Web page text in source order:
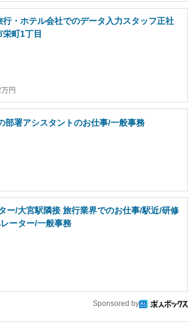
行・ホテル会社でのデータ入力スタッフ正社
町1丁目
円
部署アシスタントのお仕事/一般事務
ー/大宮駅隣接 旅行業界でのお仕事/駅近/研修
ーター/一般事務
Sponsored by